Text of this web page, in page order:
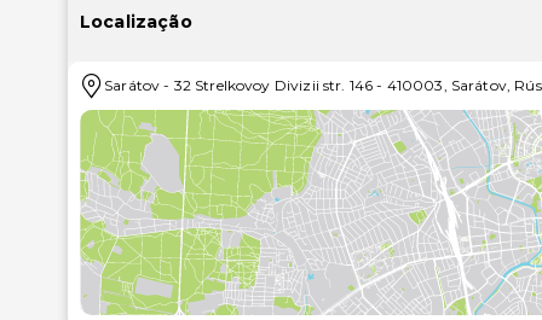
algumas das comodidades adicionais disponíveis
vista de olhos pela ementa do serviço de quarto
de água estão entre o leque de comodidades
aeroporto (disponível 24 horas) mediante uma sobretaxa e há estacionamento grátis no local..As distâncias são
apresentadas à 0,1 milha e ao quilómetro mais
Casa Museu P.V. Kuznetsov - 1,5 km/0,9 mi
Museu da Glória Militar de Saratov - 2,1 km/1,3 mi
Museu de Arte de Radishchev - 2,2 km/1,4 mi
Ponte Saratov - 2,3 km/1,4 mi
Museu Fedin - 2,4 km/1,5 mi
Teatro de Ópera e Ballet de Saratov - 2,4 km/1,5 mi
Localização
Sarátov - 32 Strelkovoy Divizii str. 146 - 410003, Sarátov,